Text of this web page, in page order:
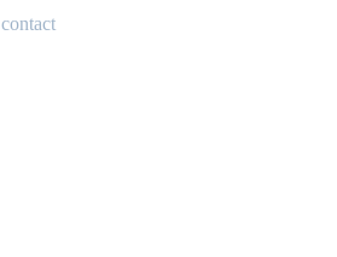
contact